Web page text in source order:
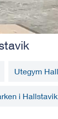
Utegym
i Hallstavik